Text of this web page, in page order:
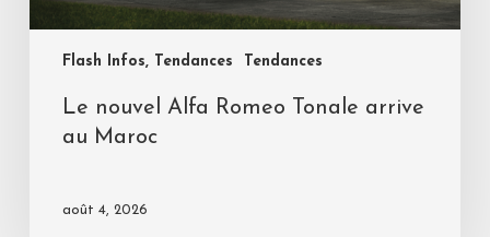
Flash Infos, Tendances Tendances
Le nouvel Alfa Romeo Tonale arrive
au Maroc
août 4, 2026